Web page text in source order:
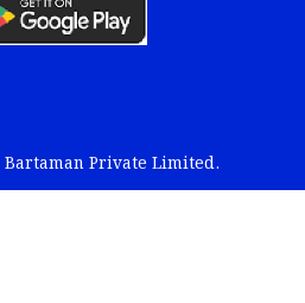
Private Limited.